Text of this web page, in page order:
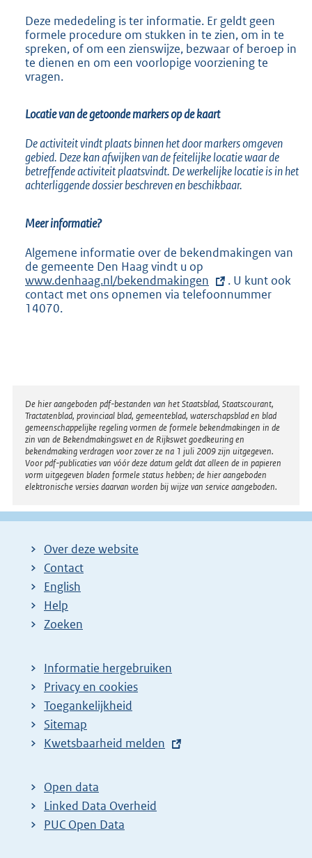
Deze mededeling is ter informatie. Er geldt geen
formele procedure om stukken in te zien, om in te
spreken, of om een zienswijze, bezwaar of beroep in
te dienen en om een voorlopige voorziening te
vragen.
Locatie van de getoonde markers op de kaart
De activiteit vindt plaats binnen het door markers omgeven
gebied. Deze kan afwijken van de feitelijke locatie waar de
betreffende activiteit plaatsvindt. De werkelijke locatie is in het
achterliggende dossier beschreven en beschikbaar.
Meer informatie?
Algemene informatie over de bekendmakingen van
de gemeente Den Haag vindt u op
x
t
k
:
www.denhaag.nl/bekendmakingen
. U kunt ook
contact met ons opnemen via telefoonnummer
14070.
Disclaimer
De hier aangeboden pdf-bestanden van het Staatsblad, Staatscourant,
Tractatenblad, provinciaal blad, gemeenteblad, waterschapsblad en blad
gemeenschappelijke regeling vormen de formele bekendmakingen in de
zin van de Bekendmakingswet en de Rijkswet goedkeuring en
bekendmaking verdragen voor zover ze na 1 juli 2009 zijn uitgegeven.
Voor pdf-publicaties van vóór deze datum geldt dat alleen de in papieren
vorm uitgegeven bladen formele status hebben; de hier aangeboden
elektronische versies daarvan worden bij wijze van service aangeboden.
Over deze website
Contact
English
Help
Zoeken
Informatie hergebruiken
Privacy en cookies
Toegankelijkheid
Sitemap
E
t
e
r
Kwetsbaarheid melden
Open data
Linked Data Overheid
PUC Open Data